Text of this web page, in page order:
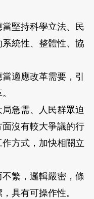
堅持科學立法、民
統性、整體性、協
適應改革需要，引
急需、人民群眾迫
沒有較大爭議的行
方式，加快相關立
繁，邏輯嚴密，條
具有可操作性。